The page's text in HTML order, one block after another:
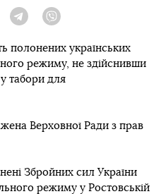
Twitter Telegram
полонених українських
режиму, не здійснивши
табори для
Верховної Ради з прав
Збройних сил України
режиму у Ростовській